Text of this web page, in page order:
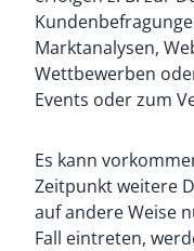
Marktanalysen,
Wettbewerben
Events oder zum
Es kann
Zeitpunkt weitere
auf andere Weise
Fall eintreten,